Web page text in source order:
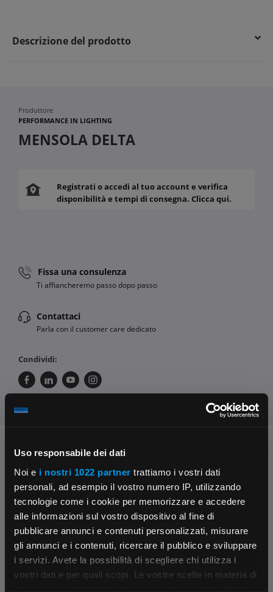
Uso responsabile dei dati
Noi e i nostri 1022 partner trattiamo i vostri dati
personali, ad esempio il vostro numero IP, utilizzando
tecnologie come i cookie per memorizzare e accedere
alle informazioni sul vostro dispositivo al fine di
pubblicare annunci e contenuti personalizzati, misurare
gli annunci e i contenuti, ricercare il pubblico e sviluppare
i servizi. Avete la possibilità di scegliere chi utilizza i
vostri dati e per quali scopi. Le vostre scelte in materia di
×
Soluzioni tecnologiche innovative
Descrizione del prodotto
Produttore
PERFORMANCE IN LIGHTING
MENSOLA DELTA
Registrati o accedi al tuo account e verifica
disponibilità e tempi di consegna. Clicca qui.
Fissa una consulenza
Ti affiancheremo passo dopo passo
Contattaci
Parla con il customer care dedicato
Condividi:
Chiedi ai nostri tecnici
Contattaci
Parla con il customer care dedicato
Fissa una consulenza
Ti affiancheremo passo dopo passo